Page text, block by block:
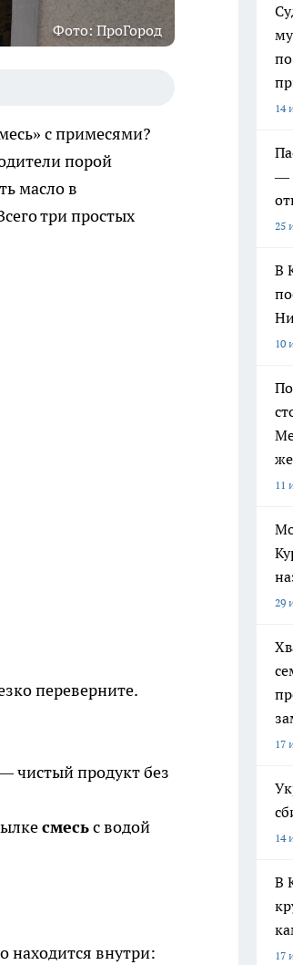
Фото: ПроГород
с примесями?
порой
масло в
три простых
переверните.
чистый продукт без
смесьс водой
находится внутри:
14
—
25
В
10
11
29
17
14
В
17